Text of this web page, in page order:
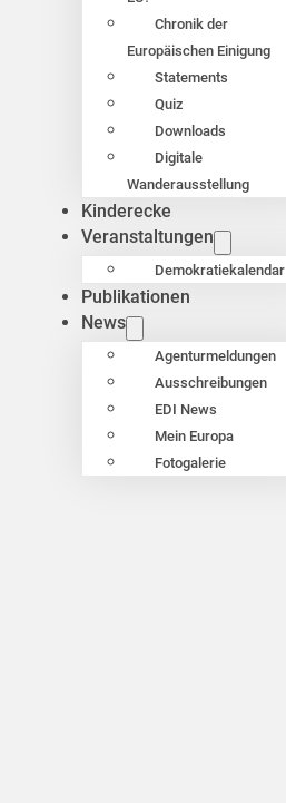
Chronik der
Europäischen Einigung
Statements
Quiz
Downloads
Digitale
Wanderausstellung
Kinderecke
Veranstaltungen
Demokratiekalendar
Publikationen
News
Agenturmeldungen
Ausschreibungen
EDI News
Mein Europa
Fotogalerie